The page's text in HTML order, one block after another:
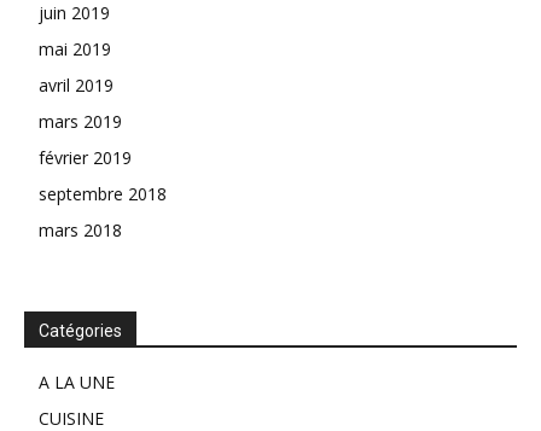
juin 2019
mai 2019
avril 2019
mars 2019
février 2019
septembre 2018
mars 2018
Catégories
A LA UNE
CUISINE